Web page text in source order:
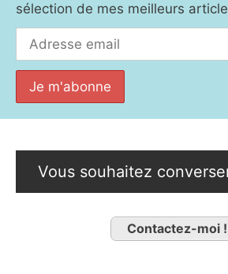
sélection de mes meilleurs
Vous souhaitez
Contactez-moi !